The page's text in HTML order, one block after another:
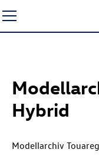
Seiteninhalt
springen
Hybrid
Modellarchiv